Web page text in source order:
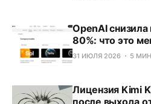
OpenAI
80%: что это
31 ИЮЛЯ 2026 5 МИН
Лицензия Kimi